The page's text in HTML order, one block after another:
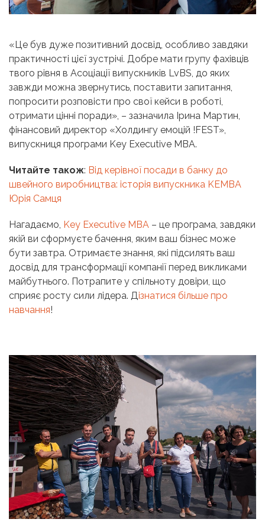
«Це був дуже позитивний досвід, особливо завдяки
практичності цієї зустрічі. Добре мати групу фахівців
твого рівня в Асоціації випускників LvBS, до яких
завжди можна звернутись, поставити запитання,
попросити розповісти про свої кейси в роботі,
отримати цінні поради», – зазначила Ірина Мартин,
фінансовий директор «Холдингу емоцій !FEST»,
випускниця програми Key Executive MBA.
Читайте також: Від керівної посади в банку до
швейного виробництва: історія випускника KEMBA
Юрія Самця
Нагадаємо, Key Executive MBA – це програма, завдяки
якій ви сформуєте бачення, яким ваш бізнес може
бути завтра. Отримаєте знання, які підсилять ваш
досвід для трансформації компанії перед викликами
майбутнього. Потрапите у спільноту довіри, що
сприяє росту сили лідера. Дізнатися більше про
навчання!